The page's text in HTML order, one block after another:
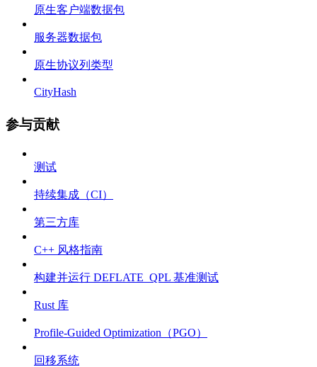
原生客户端数据包
服务器数据包
原生协议列类型
CityHash
参与贡献
测试
持续集成（CI）
第三方库
C++ 风格指南
构建并运行 DEFLATE_QPL 基准测试
Rust 库
Profile-Guided Optimization（PGO）
回移系统